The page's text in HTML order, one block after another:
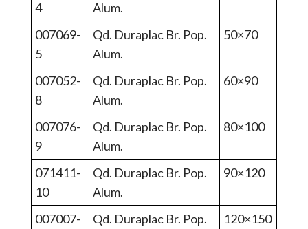
4
Alum.
007069-
5
Qd. Duraplac Br. Pop.
Alum.
50×70
007052-
8
Qd. Duraplac Br. Pop.
Alum.
60×90
007076-
9
Qd. Duraplac Br. Pop.
Alum.
80×100
071411-
10
Qd. Duraplac Br. Pop.
Alum.
90×120
007007-
Qd. Duraplac Br. Pop.
120×150